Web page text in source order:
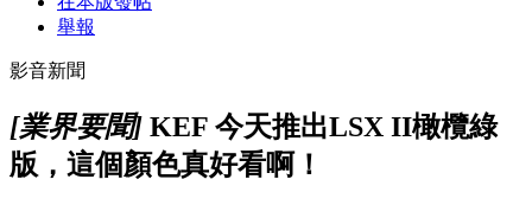
舉報
影音新聞
[業界要聞] KEF 今天推出LSX II橄欖綠
版，這個顏色真好看啊！